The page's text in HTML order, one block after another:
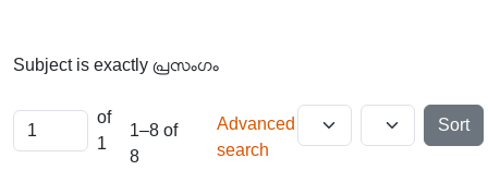
Subject is exactly പ്രസംഗം
of
1
1–8 of
8
Advanced
search
Sort